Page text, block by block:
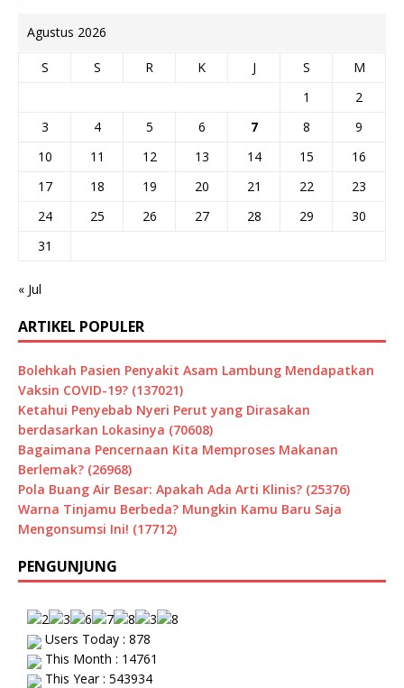
Agustus 2026
S S R K J S
M
1
2
3
4 5 6 7 8
9
10
11 12 13 14 15
16
17
18 19 20 21 22
23
24
25 26 27 28 29
30
31
« Jul
ARTIKEL POPULER
Bolehkah Pasien Penyakit Asam Lambung Mendapatkan
Vaksin COVID-19? (137021)
Ketahui Penyebab Nyeri Perut yang Dirasakan
berdasarkan Lokasinya (70608)
Bagaimana Pencernaan Kita Memproses Makanan
Berlemak? (26968)
Pola Buang Air Besar: Apakah Ada Arti Klinis? (25376)
Warna Tinjamu Berbeda? Mungkin Kamu Baru Saja
Mengonsumsi Ini! (17712)
PENGUNJUNG
Users Today : 878
This Month : 14761
This Year : 543934